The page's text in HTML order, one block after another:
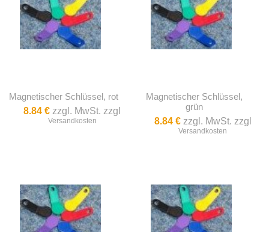
Magnetischer Schlüssel, rot
8.84 € zzgl. MwSt. zzgl
Versandkosten
Magnetischer Schlüssel,
grün
8.84 €zzgl. MwSt. zzgl
Versandkosten